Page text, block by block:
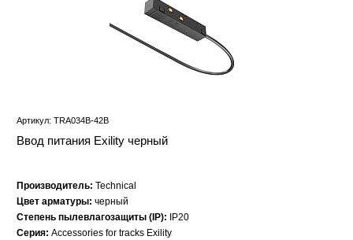
Артикул: TRA034B-42B
Ввод питания Exility черный
Производитель: Technical
Цвет арматуры: черный
Степень пылевлагозащиты (IP):
IP20
Серия: Accessories for tracks Exility